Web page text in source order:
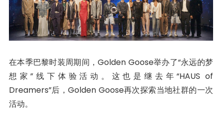
在本季巴黎时装周期间，Golden Goose举办了“永远的梦
想家”线下体验活动。这也是继去年“HAUS of
Dreamers”后，Golden Goose再次探索当地社群的一次
活动。